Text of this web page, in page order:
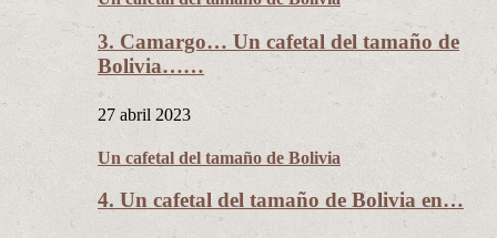
3. Camargo… Un cafetal del tamaño de
Bolivia……
27 abril 2023
Un cafetal del tamaño de Bolivia
4. Un cafetal del tamaño de Bolivia en…